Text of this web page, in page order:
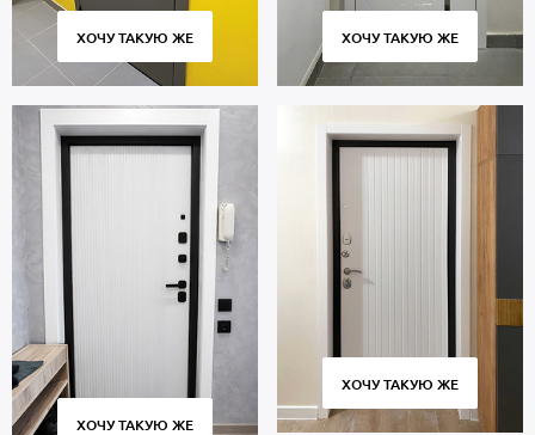
ХОЧУ ТАКУЮ ЖЕ
ХОЧУ ТАКУЮ ЖЕ
ХОЧУ ТАКУЮ ЖЕ
ХОЧУ ТАКУЮ ЖЕ